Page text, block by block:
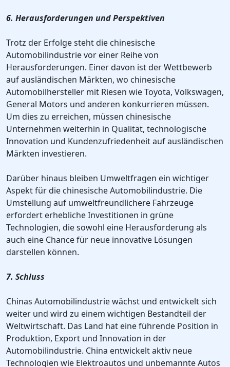
6. Herausforderungen und Perspektiven
Trotz der Erfolge steht die chinesische
Automobilindustrie vor einer Reihe von
Herausforderungen. Einer davon ist der Wettbewerb
auf ausländischen Märkten, wo chinesische
Automobilhersteller mit Riesen wie Toyota, Volkswagen,
General Motors und anderen konkurrieren müssen.
Um dies zu erreichen, müssen chinesische
Unternehmen weiterhin in Qualität, technologische
Innovation und Kundenzufriedenheit auf ausländischen
Märkten investieren.
Darüber hinaus bleiben Umweltfragen ein wichtiger
Aspekt für die chinesische Automobilindustrie. Die
Umstellung auf umweltfreundlichere Fahrzeuge
erfordert erhebliche Investitionen in grüne
Technologien, die sowohl eine Herausforderung als
auch eine Chance für neue innovative Lösungen
darstellen können.
7. Schluss
Chinas Automobilindustrie wächst und entwickelt sich
weiter und wird zu einem wichtigen Bestandteil der
Weltwirtschaft. Das Land hat eine führende Position in
Produktion, Export und Innovation in der
Automobilindustrie. China entwickelt aktiv neue
Technologien wie Elektroautos und unbemannte Autos